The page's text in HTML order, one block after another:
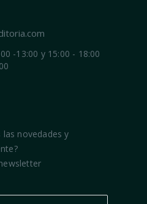
-13:00 y 15:00 - 18:00
novedades y